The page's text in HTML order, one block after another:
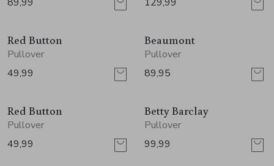
Red Button
Pullover
49,99
Beaumont
Pullover
89,95
Red Button
Pullover
49,99
Betty Barclay
Pullover
99,99